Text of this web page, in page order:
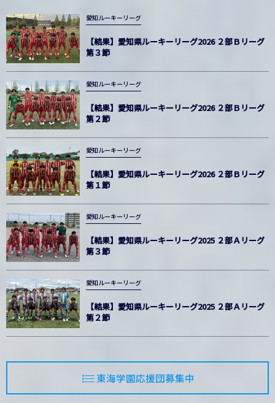
愛知ルーキーリーグ
【結果】愛知県ルーキーリーグ2026 ２部Ｂリーグ
第３節
愛知ルーキーリーグ
【結果】愛知県ルーキーリーグ2026 ２部Ｂリーグ
第２節
愛知ルーキーリーグ
【結果】愛知県ルーキーリーグ2026 ２部Ｂリーグ
第１節
愛知ルーキーリーグ
【結果】愛知県ルーキーリーグ2025 ２部Ａリーグ
第３節
愛知ルーキーリーグ
【結果】愛知県ルーキーリーグ2025 ２部Ａリーグ
第２節
東海学園応援団募集中